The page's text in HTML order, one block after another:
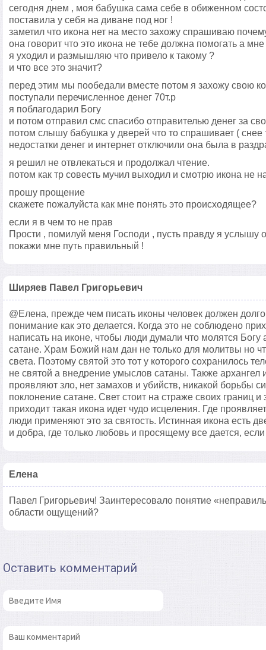
сегодня днем , моя бабушка сама себе в обиженном
поставила у себя на диване под ног !
заметил что икона нет на место захожу спрашиваю
она говорит что это икона не тебе должна помогать а мне
я уходил и размышляю что привело к такому ?
и что все это значит?
перед этим мы пообедали вместе потом я захожу свою
поступали перечисленное денег 70т.р
я поблагодарил Богу
и потом отправил смс спасибо отправителью денег за
потом слышу бабушка у дверей что то спрашивает (
недостатки денег и интернет отключили она была в
я решил не отвлекаться и продолжал чтение.
потом как тр совесть мучил выходил и смотрю икона не
прошу прощение
скажете пожалуйста как мне понять это происходящее?
если я в чем то не прав
Прости , помилуй меня Господи , пусть правду я услышу
покажи мне путь правильный !
Ширяев Павел Григорьевич
@Елена, прежде чем писать иконы человек должен
понимание как это делается. Когда это не соблюдено
написать на иконе, чтобы люди думали что молятся Богу
сатане. Храм Божий нам дан не только для молитвы но
света. Поэтому святой это тот у которого сохранилось
не святой а внедрение умыслов сатаны. Также архангел
проявляют зло, нет замахов и убийств, никакой борьбы
поклонение сатане. Свет стоит на страже своих границ и
приходит такая икона идет чудо исцеления. Где
люди применяют это за святость. Истинная икона есть
и добра, где только любовь и просящему все дается,
Елена
Павел Григорьевич! Заинтересовало понятие
области ощущений?
Оставить комментарий